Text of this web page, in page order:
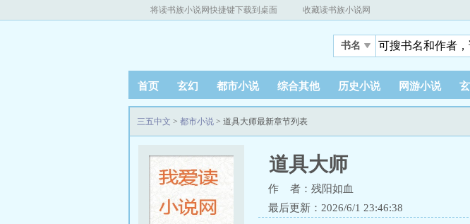
将读书族小说网快捷键下载到桌面 收藏读书族小说网
书名
首页 玄幻 都市小说 综合其他 历史小说 网游小说
三五中文 > 都市小说 > 道具大师最新章节列表
道具大师
作 者：残阳如血
最后更新：2026/6/1 23:46:38